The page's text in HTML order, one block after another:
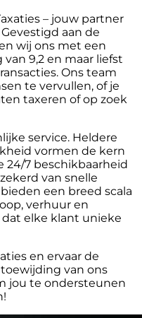
– jouw partner
aan de
wij ons met een
9,2 en maar liefst
Ons team
te vervullen, of je
taxeren of op zoek
service. Heldere
vormen de kern
24/7 beschikbaarheid
van snelle
een breed scala
verhuur en
elke klant unieke
en ervaar de
van ons
jou te ondersteunen